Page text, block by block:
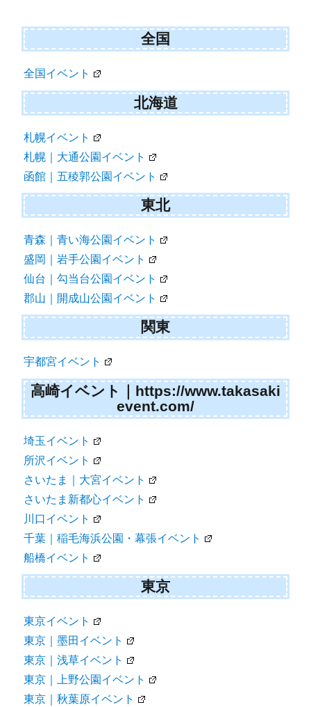
全国
全国イベント
北海道
札幌イベント
札幌｜大通公園イベント
函館｜五稜郭公園イベント
東北
青森｜青い海公園イベント
盛岡｜岩手公園イベント
仙台｜勾当台公園イベント
郡山｜開成山公園イベント
関東
宇都宮イベント
高崎イベント｜https://www.takasaki
event.com/
埼玉イベント
所沢イベント
さいたま｜大宮イベント
さいたま新都心イベント
川口イベント
千葉｜稲毛海浜公園・幕張イベント
船橋イベント
東京
東京イベント
東京｜墨田イベント
東京｜浅草イベント
東京｜上野公園イベント
東京｜秋葉原イベント